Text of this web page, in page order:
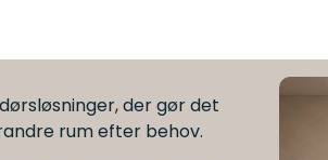
der gør det
rum efter behov.